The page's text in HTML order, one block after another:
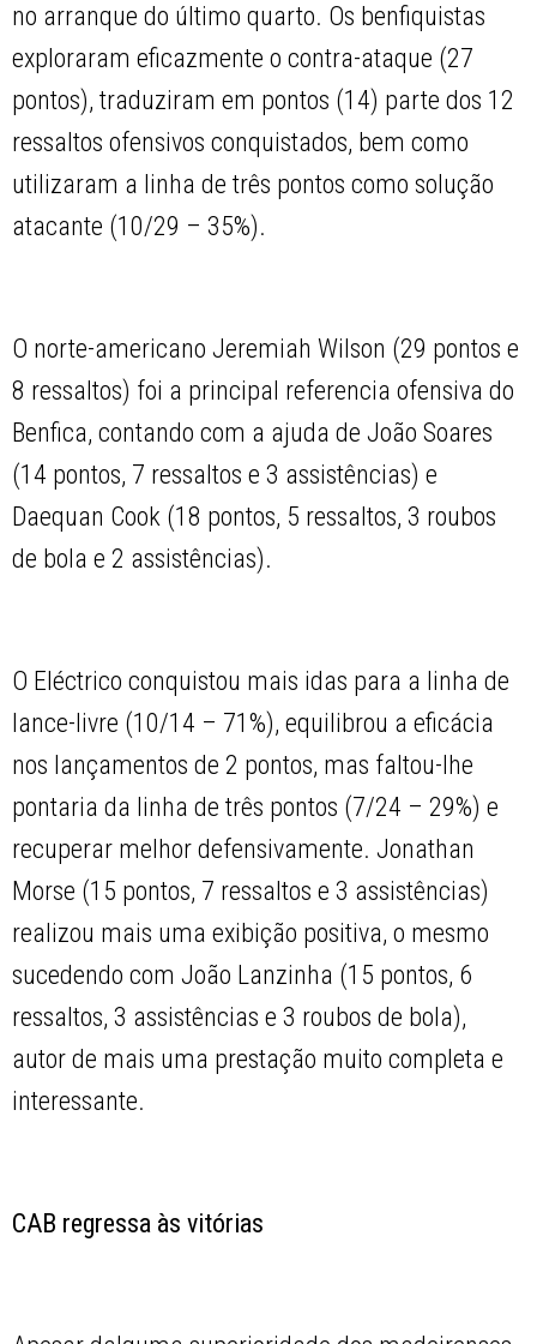
no arranque do último quarto. Os benfiquistas
exploraram eficazmente o contra-ataque (27
pontos), traduziram em pontos (14) parte dos 12
ressaltos ofensivos conquistados, bem como
utilizaram a linha de três pontos como solução
atacante (10/29 – 35%).
O norte-americano Jeremiah Wilson (29 pontos e
8 ressaltos) foi a principal referencia ofensiva do
Benfica, contando com a ajuda de João Soares
(14 pontos, 7 ressaltos e 3 assistências) e
Daequan Cook (18 pontos, 5 ressaltos, 3 roubos
de bola e 2 assistências).
O Eléctrico conquistou mais idas para a linha de
lance-livre (10/14 – 71%), equilibrou a eficácia
nos lançamentos de 2 pontos, mas faltou-lhe
pontaria da linha de três pontos (7/24 – 29%) e
recuperar melhor defensivamente. Jonathan
Morse (15 pontos, 7 ressaltos e 3 assistências)
realizou mais uma exibição positiva, o mesmo
sucedendo com João Lanzinha (15 pontos, 6
ressaltos, 3 assistências e 3 roubos de bola),
autor de mais uma prestação muito completa e
interessante.
CAB regressa às vitórias